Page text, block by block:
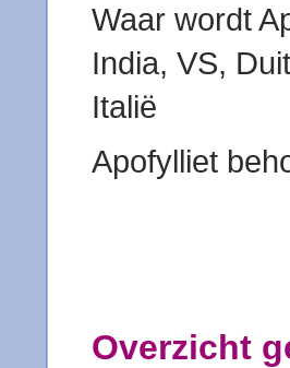
Waar wordt
India, VS,
Italië
Apofylliet
Overzicht